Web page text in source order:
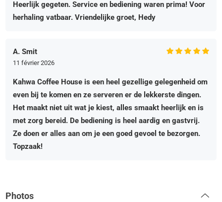
Heerlijk gegeten. Service en bediening waren prima! Voor
herhaling vatbaar. Vriendelijke groet, Hedy
A. Smit
11 février 2026
Kahwa Coffee House is een heel gezellige gelegenheid om
even bij te komen en ze serveren er de lekkerste dingen.
Het maakt niet uit wat je kiest, alles smaakt heerlijk en is
met zorg bereid. De bediening is heel aardig en gastvrij.
Ze doen er alles aan om je een goed gevoel te bezorgen.
Topzaak!
Photos